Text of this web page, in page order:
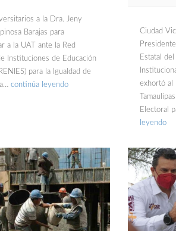
a la Dra. Jeny
Barajas para
a la UAT ante la Red
Instituciones de Educación
para la Igualdad de
continúa leyendo
Ciudad
Estatal
exhortó al
Electoral
leyendo